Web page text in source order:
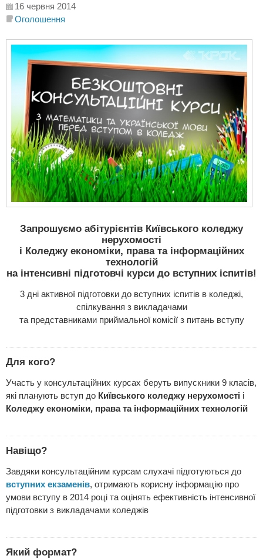
16 червня 2014
Оголошення
Запрошуємо абітурієнтів Київського коледжу
нерухомості
і Коледжу економіки, права та інформаційних
технологій
на інтенсивні підготовчі курси до вступних іспитів!
3 дні активної підготовки до вступних іспитів в коледжі,
спілкування з викладачами
та представниками приймальної комісії з питань вступу
Для кого?
Участь у консультаційних курсах беруть випускники 9 класів,
які планують вступ до Київського коледжу нерухомості і
Коледжу економіки, права та інформаційних технологій
Навіщо?
Завдяки консультаційним курсам слухачі підготуються до
вступних екзаменів, отримають корисну інформацію про
умови вступу в 2014 році та оцінять ефективність інтенсивної
підготовки з викладачами коледжів
Який формат?